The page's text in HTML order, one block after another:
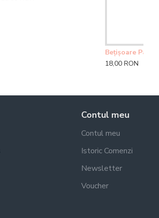
Contul meu
Contul meu
Istoric Comenzi
Newsletter
Voucher